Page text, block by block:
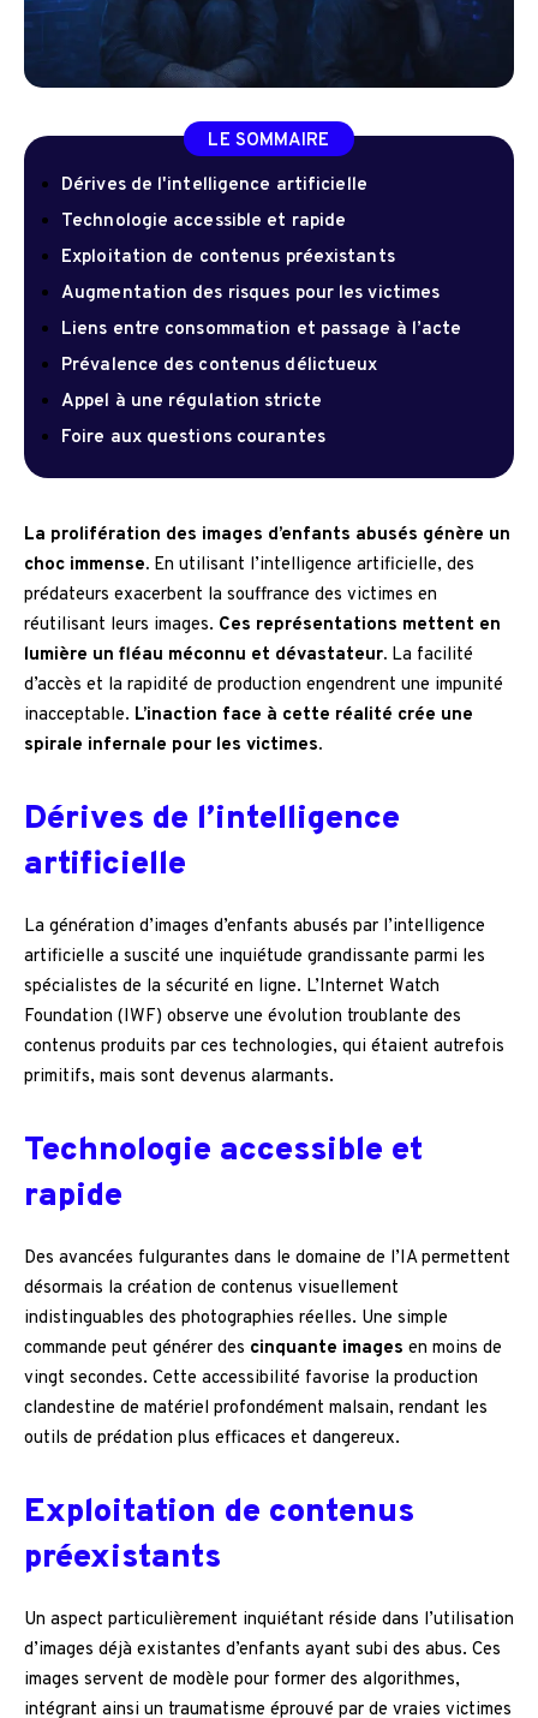
LE SOMMAIRE
Dérives de l'intelligence artificielle
Technologie accessible et rapide
Exploitation de contenus préexistants
Augmentation des risques pour les victimes
Liens entre consommation et passage à l’acte
Prévalence des contenus délictueux
Appel à une régulation stricte
Foire aux questions courantes
La prolifération des images d’enfants abusés génère un
choc immense. En utilisant l’intelligence artificielle, des
prédateurs exacerbent la souffrance des victimes en
réutilisant leurs images. Ces représentations mettent en
lumière un fléau méconnu et dévastateur. La facilité
d’accès et la rapidité de production engendrent une impunité
inacceptable. L’inaction face à cette réalité crée une
spirale infernale pour les victimes.
Dérives de l’intelligence
artificielle
La génération d’images d’enfants abusés par l’intelligence
artificielle a suscité une inquiétude grandissante parmi les
spécialistes de la sécurité en ligne. L’Internet Watch
Foundation (IWF) observe une évolution troublante des
contenus produits par ces technologies, qui étaient autrefois
primitifs, mais sont devenus alarmants.
Technologie accessible et
rapide
Des avancées fulgurantes dans le domaine de l’IA permettent
désormais la création de contenus visuellement
indistinguables des photographies réelles. Une simple
commande peut générer des cinquante images en moins de
vingt secondes. Cette accessibilité favorise la production
clandestine de matériel profondément malsain, rendant les
outils de prédation plus efficaces et dangereux.
Exploitation de contenus
préexistants
Un aspect particulièrement inquiétant réside dans l’utilisation
d’images déjà existantes d’enfants ayant subi des abus. Ces
images servent de modèle pour former des algorithmes,
intégrant ainsi un traumatisme éprouvé par de vraies victimes